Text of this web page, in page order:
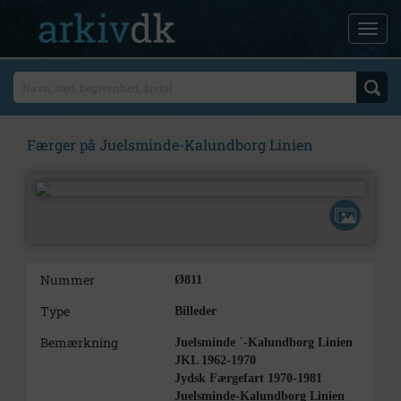
Færger på Juelsminde-Kalundborg Linien
Nummer Ø811
Type Billeder
Bemærkning
Juelsminde ´-Kalundborg Linien
JKL 1962-1970
Jydsk Færgefart 1970-1981
Juelsminde-Kalundborg Linien